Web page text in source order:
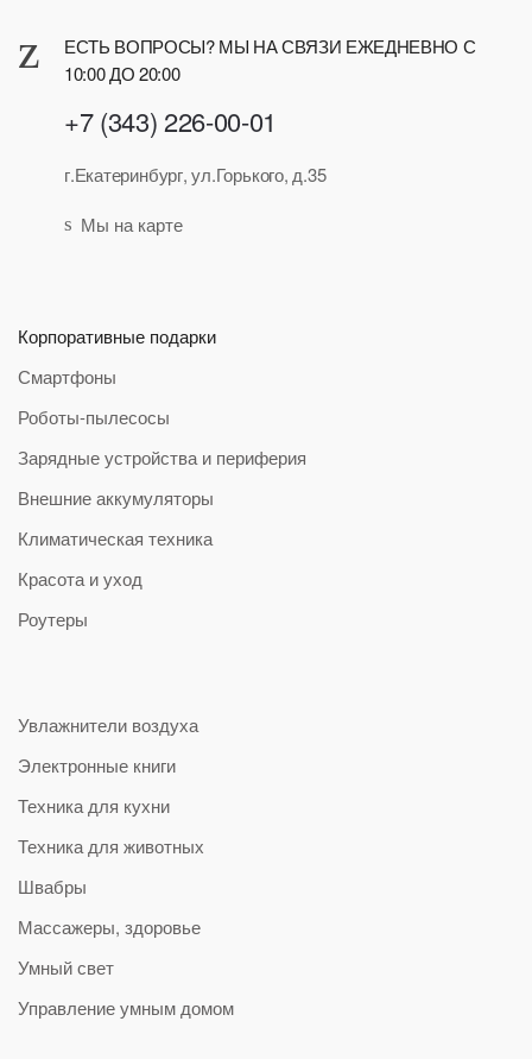
ЕСТЬ ВОПРОСЫ? МЫ НА СВЯЗИ ЕЖЕДНЕВНО С
10:00 ДО 20:00
+7 (343) 226-00-01
г.Екатеринбург, ул.Горького, д.35
Мы на карте
Корпоративные подарки
Смартфоны
Роботы-пылесосы
Зарядные устройства и периферия
Внешние аккумуляторы
Климатическая техника
Красота и уход
Роутеры
Увлажнители воздуха
Электронные книги
Техника для кухни
Техника для животных
Швабры
Массажеры, здоровье
Умный свет
Управление умным домом